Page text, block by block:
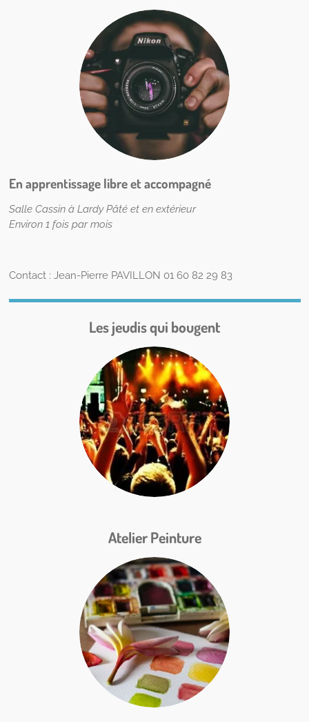
En apprentissage libre et accompagné
Salle Cassin à Lardy Pâté et en extérieur
Environ 1 fois par mois
Contact : Jean-Pierre PAVILLON 01 60 82 29 83
Les jeudis qui bougent
Atelier Peinture